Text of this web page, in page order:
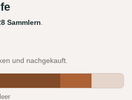
Sammlern.
und nachgekauft.
leer